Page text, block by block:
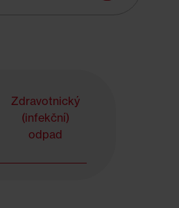
Zdravotnický
(infekční)
odpad